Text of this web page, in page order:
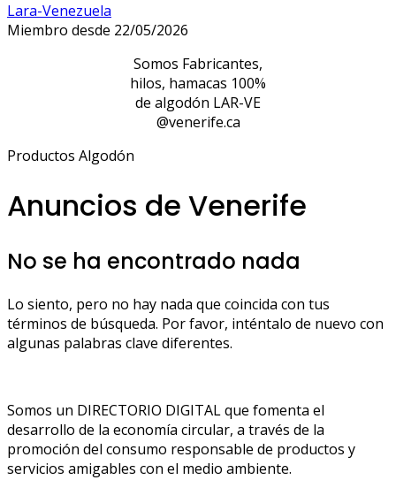
Lara-Venezuela
Miembro desde 22/05/2026
Somos Fabricantes,
hilos, hamacas 100%
de algodón LAR-VE
@venerife.ca
Productos Algodón
Anuncios de Venerife
No se ha encontrado nada
Lo siento, pero no hay nada que coincida con tus
términos de búsqueda. Por favor, inténtalo de nuevo con
algunas palabras clave diferentes.
Somos un DIRECTORIO DIGITAL que fomenta el
desarrollo de la economía circular, a través de la
promoción del consumo responsable de productos y
servicios amigables con el medio ambiente.